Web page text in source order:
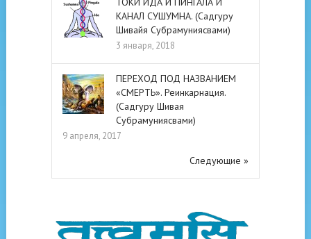
КАНАЛ СУШУМНА. (Садгуру
Шивайя Субрамуниясвами)
3 января, 2018
ПЕРЕХОД ПОД НАЗВАНИЕМ
«СМЕРТЬ». Реинкарнация.
(Садгуру Шивая
Субрамуниясвами)
9 апреля, 2017
Следующие »